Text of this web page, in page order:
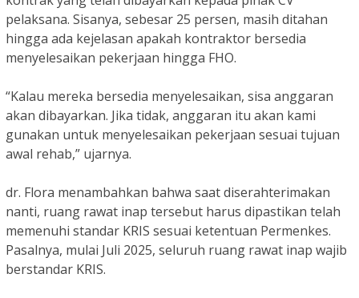
pelaksana. Sisanya, sebesar 25 persen, masih ditahan
hingga ada kejelasan apakah kontraktor bersedia
menyelesaikan pekerjaan hingga FHO.
“Kalau mereka bersedia menyelesaikan, sisa anggaran
akan dibayarkan. Jika tidak, anggaran itu akan kami
gunakan untuk menyelesaikan pekerjaan sesuai tujuan
awal rehab,” ujarnya.
dr. Flora menambahkan bahwa saat diserahterimakan
nanti, ruang rawat inap tersebut harus dipastikan telah
memenuhi standar KRIS sesuai ketentuan Permenkes.
Pasalnya, mulai Juli 2025, seluruh ruang rawat inap wajib
berstandar KRIS.